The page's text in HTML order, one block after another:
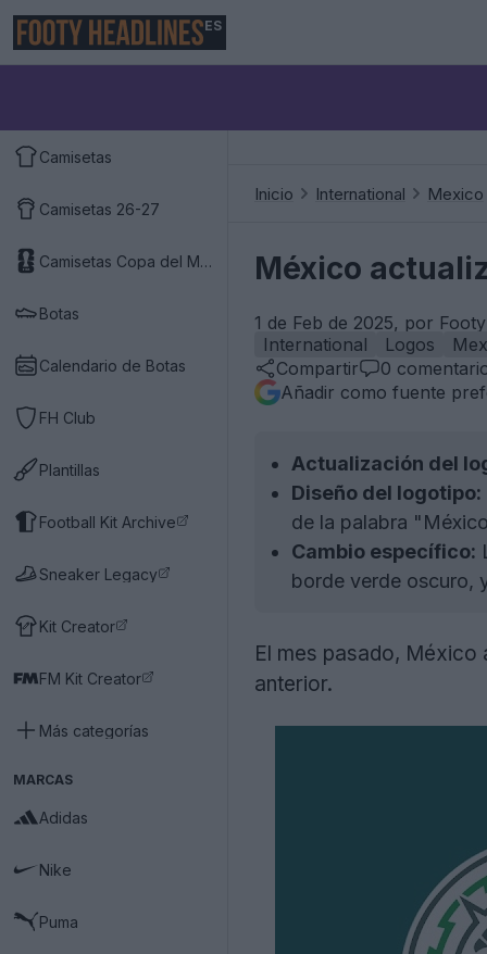
ES
Camisetas
Camisetas 26-27
Camisetas Copa del Mundo 2026
Botas
Calendario de Botas
FH Club
Plantillas
Football Kit Archive
Sneaker Legacy
Kit Creator
FM Kit Creator
Más categorías
MARCAS
Adidas
Nike
Puma
Inicio International Mexico
México
1 de Feb de 2025, por
International
Logos
Compartir
0
Añadir como fuente
Actualización del
Diseño del logotipo:
de la palabra
Cambio específico:
borde verde oscuro,
El mes pasado,
anterior.